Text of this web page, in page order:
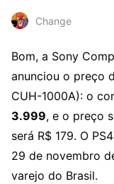
Change
Bom, a Sony
anunciou o preço
CUH-1000A): o
3.999, e o preço
será R$ 179. O
29 de novembro
varejo do Brasil.